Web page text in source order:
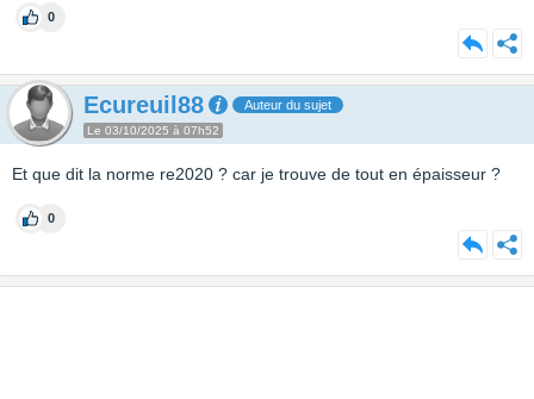
0
Ecureuil88 Auteur du sujet
Le 03/10/2025 à 07h52
Et que dit la norme re2020 ? car je trouve de tout en épaisseur ?
0